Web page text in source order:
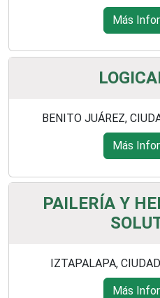
Más
BENITO JUÁREZ,
Más
PAILERÍA Y
IZTAPALAPA,
Más